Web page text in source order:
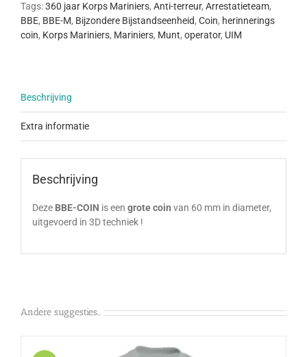
Tags:360 jaar Korps Mariniers, Anti-terreur, Arrestatieteam,
BBE, BBE-M, Bijzondere Bijstandseenheid, Coin, herinnerings
coin, Korps Mariniers, Mariniers, Munt, operator, UIM
Beschrijving
Extra informatie
Beschrijving
DezeBBE-COIN is een grote coin van 60 mm in diameter,
uitgevoerd in 3D techniek !
Andere suggesties…